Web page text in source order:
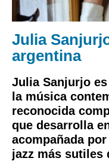
Julia
argentina
Julia Sanjurjo
la música
reconocida
que desarrolla
acompañada por
jazz más sutiles